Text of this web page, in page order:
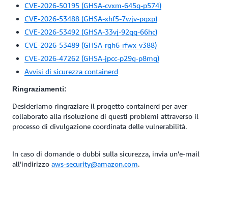
CVE-2026-50195 (GHSA-cvxm-645q-p574)
CVE-2026-53488 (GHSA-xhf5-7wjv-pqxp)
CVE-2026-53492 (GHSA-33vj-92qq-66hc)
CVE-2026-53489 (GHSA-rgh6-rfwx-v388)
CVE-2026-47262 (GHSA-jpcc-p29g-p8mq)
Avvisi di sicurezza containerd
Ringraziamenti:
Desideriamo ringraziare il progetto containerd per aver
collaborato alla risoluzione di questi problemi attraverso il
processo di divulgazione coordinata delle vulnerabilità.
In caso di domande o dubbi sulla sicurezza, invia un’e-mail
all’indirizzo aws-security@amazon.com.